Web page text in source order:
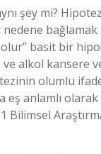
şey mi?
basit bir
alkol kansere
olumlu
eş anlamlı
Bilimsel